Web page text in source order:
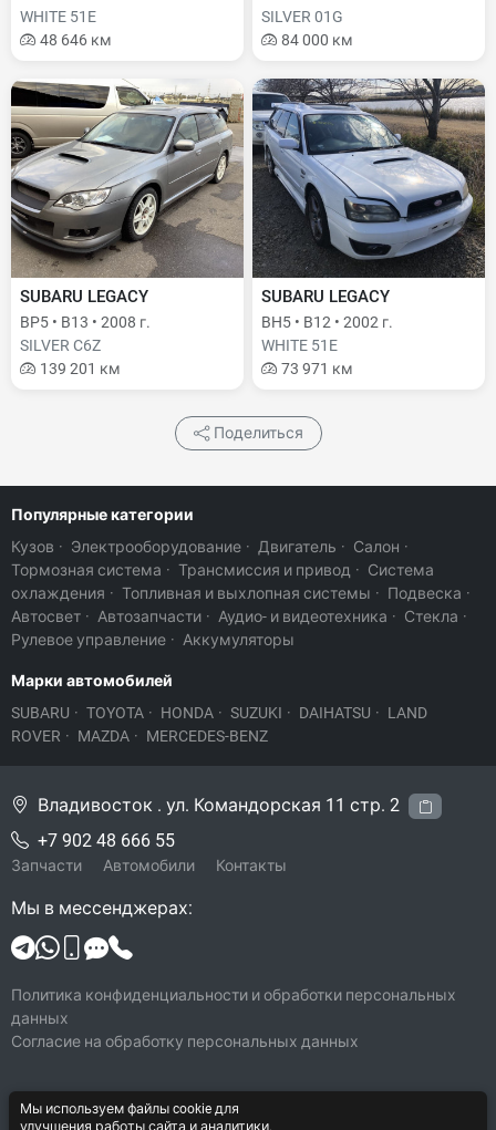
WHITE 51E
48 646 км
SILVER 01G
84 000 км
SUBARU LEGACY
BP5 • B13 • 2008 г.
SILVER C6Z
139 201 км
SUBARU LEGACY
BH5 • B12 • 2002 г.
WHITE 51E
73 971 км
Поделиться
Популярные категории
Кузов · Электрооборудование · Двигатель · Салон ·
Тормозная система · Трансмиссия и привод · Система
охлаждения · Топливная и выхлопная системы · Подвеска ·
Автосвет · Автозапчасти · Аудио- и видеотехника · Стекла ·
Рулевое управление · Аккумуляторы
Марки автомобилей
SUBARU · TOYOTA · HONDA · SUZUKI · DAIHATSU · LAND
ROVER · MAZDA · MERCEDES-BENZ
© 2026 Legacy-VL
Владивосток . ул. Командорская 11 стр. 2
+7 902 48 666 55
Запчасти Автомобили Контакты
Мы в мессенджерах:
Политика конфиденциальности и обработки персональных
данных
Согласие на обработку персональных данных
Мы используем файлы cookie для
улучшения работы сайта и аналитики.